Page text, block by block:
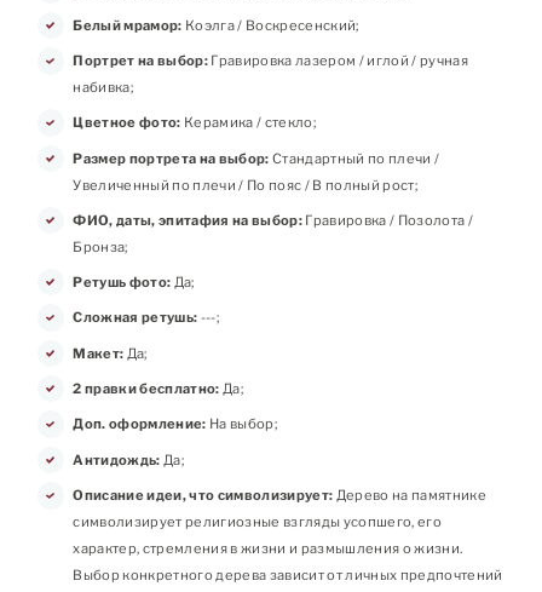
Белый мрамор: Коэлга / Воскресенский;
Портрет на выбор:Гравировка лазером / иглой / ручная
набивка;
Цветное фото: Керамика / стекло;
Размер портрета на выбор: Стандартный по плечи /
Увеличенный по плечи / По пояс / В полный рост;
ФИО, даты, эпитафия на выбор:Гравировка / Позолота /
Бронза;
Ретушь фото: Да;
Сложная ретушь: ---;
Макет: Да;
2 правки бесплатно: Да;
Доп. оформление: На выбор;
Антидождь: Да;
Описание идеи, что символизирует: Дерево на памятнике
символизирует религиозные взгляды усопшего, его
характер, стремления в жизни и размышления о жизни.
Выбор конкретного дерева зависит от личных предпочтений